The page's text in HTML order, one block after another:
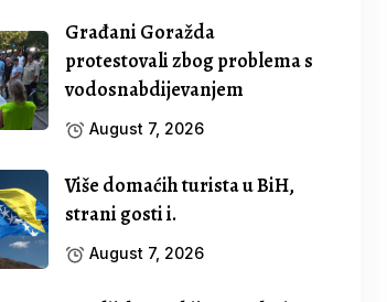
Građani Goražda
protestovali zbog problema s
vodosnabdijevanjem
August 7, 2026
Više domaćih turista u BiH,
strani gosti i.
August 7, 2026